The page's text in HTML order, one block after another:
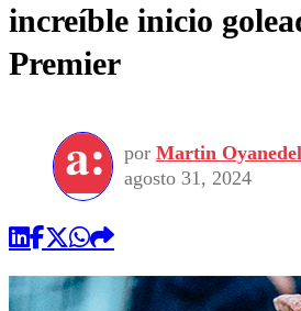
increíble inicio
Premier
por Martin Oyanedel
agosto 31, 2024